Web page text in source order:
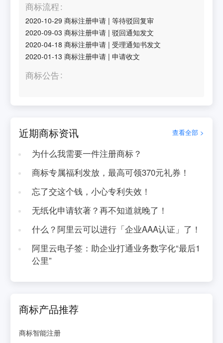
商标流程
2020-10-29 商标注册申请 |等待驳回复审
2020-09-03 商标注册申请 |驳回通知发文
2020-04-18 商标注册申请 |受理通知书发文
2020-01-13 商标注册申请 |申请收文
商标公告
近期商标资讯 查看全部 >
为什么我需要一件注册商标？
商标专属福利发放，最高可领370元礼券！
忘了交这个钱，小心专利失效！
无纸化申请软著？再不知道就晚了！
什么？阿里云可以进行「企业AAA认证」了！
阿里云电子签：助企业打通业务数字化“最后1
公里”
商标产品推荐
商标智能注册